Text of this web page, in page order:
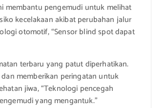
membantu pengemudi untuk melihat
kecelakaan akibat perubahan jalur
otomotif, “Sensor blind spot dapat
terbaru yang patut diperhatikan.
memberikan peringatan untuk
jiwa, “Teknologi pencegah
yang mengantuk.”